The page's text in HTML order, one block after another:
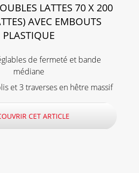
LATTES 70 X 200
AVEC EMBOUTS
PLASTIQUE
de fermeté et bande
médiane
et 3 traverses en hêtre massif
CET ARTICLE